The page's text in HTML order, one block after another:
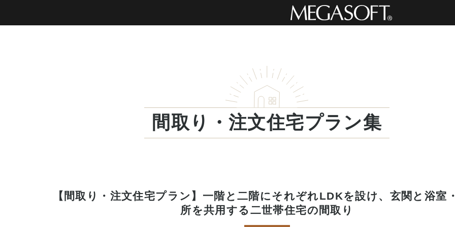
間取り・注文住宅プラン集
【間取り・注文住宅プラン】一階と二階にそれぞれLDKを設け、玄関と浴室
所を共用する二世帯住宅の間取り